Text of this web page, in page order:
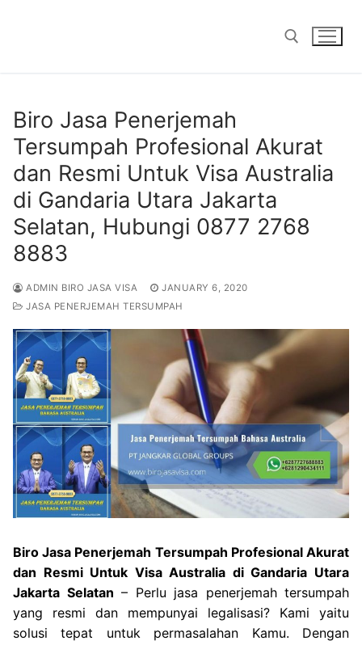
Biro Jasa Penerjemah
Tersumpah Profesional Akurat
dan Resmi Untuk Visa Australia
di Gandaria Utara Jakarta
Selatan, Hubungi 0877 2768
8883
ADMIN BIRO JASA VISA
JANUARY 6, 2020
JASA PENERJEMAH TERSUMPAH
Biro Jasa Penerjemah Tersumpah Profesional Akurat
dan Resmi Untuk Visa Australia di Gandaria Utara
Jakarta Selatan – Perlu jasa penerjemah tersumpah
yang resmi dan mempunyai legalisasi? Kami yaitu
solusi tepat untuk permasalahan Kamu. Dengan